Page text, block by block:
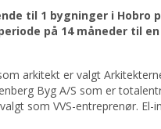
til 1 bygninger i Hobro
på 14 måneder til
arkitekt er valgt
Byg A/S som er
som VVS-entreprenør.